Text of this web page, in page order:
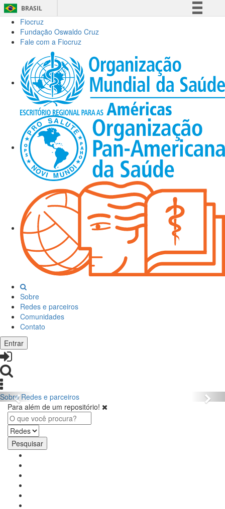
BRASIL
Acesso à informação
Legislação
Canais
Fiocruz
Fundação Oswaldo Cruz
Fale com a Fiocruz
Sobre
Redes e parceiros
Comunidades
Contato
Entrar
Sobre Redes e parceiros
Para além de um repositório!
Pesquisar